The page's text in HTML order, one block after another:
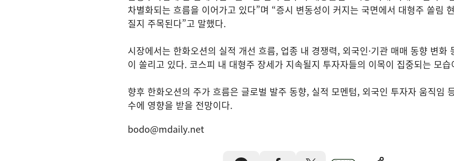
차별화되는 흐름을 이어가고 있다”며 “증시 변동성이 커지는 국면에서 대형주 쏠림
질지 주목된다”고 말했다.
시장에서는 한화오션의 실적 개선 흐름, 업종 내 경쟁력, 외국인·기관 매매 동향 변화
이 쏠리고 있다. 코스피 내 대형주 장세가 지속될지 투자자들의 이목이 집중되는 모습
향후 한화오션의 주가 흐름은 글로벌 발주 동향, 실적 모멘텀, 외국인 투자자 움직임
수에 영향을 받을 전망이다.
bodo@mdaily.net